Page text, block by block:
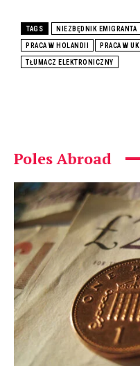
TAGS NIEZBĘDNIK EMIGRANTA
PRACA W HOLANDII PRACA W UK
TŁUMACZ ELEKTRONICZNY
Poles Abroad